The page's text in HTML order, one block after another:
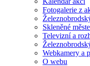
Fotogalerie z
Skleněné
Televizní a
Webkamery a
O webu